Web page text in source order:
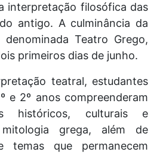
interpretação filosófica das
antigo. A culminância da
denominada Teatro Grego,
primeiros dias de junho.
teatral, estudantes
e 2º anos compreenderam
históricos, culturais e
grega, além de
temas que permanecem